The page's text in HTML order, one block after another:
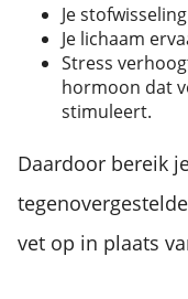
Je
Je lichaam
Stress
hormoon dat
stimuleert.
Daardoor bereik
vet op in plaats